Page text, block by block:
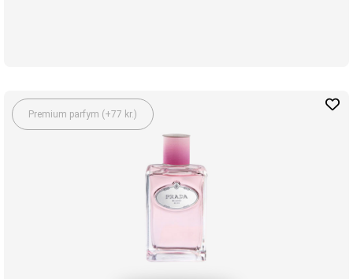
Premium parfym (+77 kr.)